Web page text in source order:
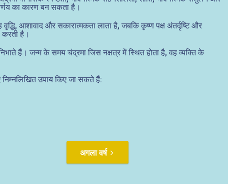
का कारण बन सकता है।
आशावाद और सकारात्मकता लाता है, जबकि कृष्ण पक्ष अंतर्दृष्टि और
है।
हैं। जन्म के समय चंद्रमा जिस नक्षत्र में स्थित होता है, वह व्यक्ति के
उपाय किए जा सकते हैं:
अगला वर्ष